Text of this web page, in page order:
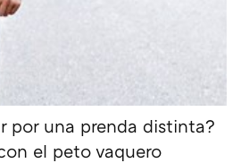
por una prenda distinta?
el peto vaquero